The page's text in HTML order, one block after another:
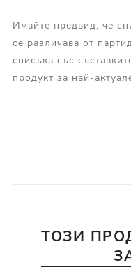
Имайте предвид, че
се различава от
списъка със
продукт за най-
ТОЗИ